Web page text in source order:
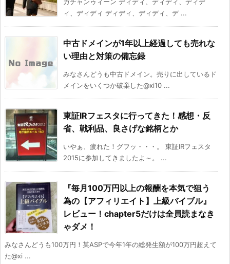
ィ、ディディ ディディ、ディディ、デ ...
中古ドメインが1年以上経過しても売れな
い理由と対策の備忘録
みなさんどうも中古ドメイン。売りに出しているド
メインをいくつか破棄した@xi10 ...
東証IRフェスタに行ってきた！感想・反
省、戦利品、良さげな銘柄とか
いやぁ、疲れた！グフッ・・・。 東証IRフェスタ
2015に参加してきましたよ～。 ...
『毎月100万円以上の報酬を本気で狙う
為の【アフィリエイト】上級バイブル』
レビュー！chapter5だけは全員読まなき
ゃダメ！
みなさんどうも100万円！某ASPで今年1年の総発生額が100万円超えて
た@xi ...